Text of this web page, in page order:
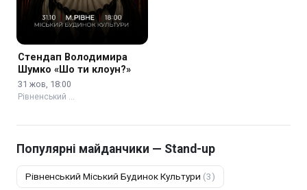
Стендап Володимира
Шумко «Шо ти клоун?»
31 жов, 18:00
Рівненський …
Популярні майданчики — Stand-up
Рівненський Міський Будинок Культури (3)